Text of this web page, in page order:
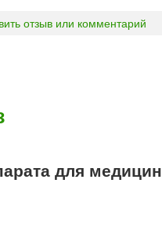
отзыв или комментарий
для